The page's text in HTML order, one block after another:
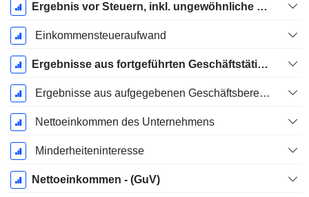
Ergebnis vor Steuern, inkl. ungewöhnliche Posten
Einkommensteueraufwand
Ergebnisse aus fortgeführten Geschäftstätigkeiten
Ergebnisse aus aufgegebenen Geschäftsbereichen
Nettoeinkommen des Unternehmens
Minderheiteninteresse
Nettoeinkommen - (GuV)